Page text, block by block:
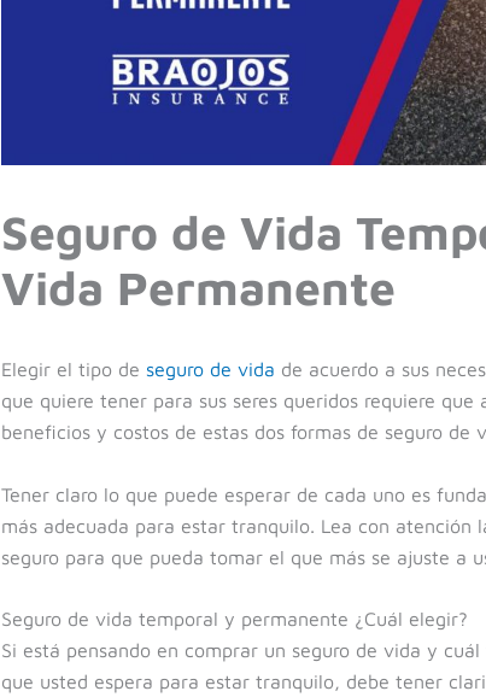
Seguro de Vida
Vida Permanente
Elegir el tipo de seguro de vida de acuerdo a sus
que quiere tener para sus seres queridos requiere
beneficios y costos de estas dos formas de seguro
Tener claro lo que puede esperar de cada uno es
más adecuada para estar tranquilo. Lea con atención
seguro para que pueda tomar el que más se ajuste a
Seguro de vida temporal y permanente ¿Cuál elegir?
Si está pensando en comprar un seguro de vida y
que usted espera para estar tranquilo, debe tener